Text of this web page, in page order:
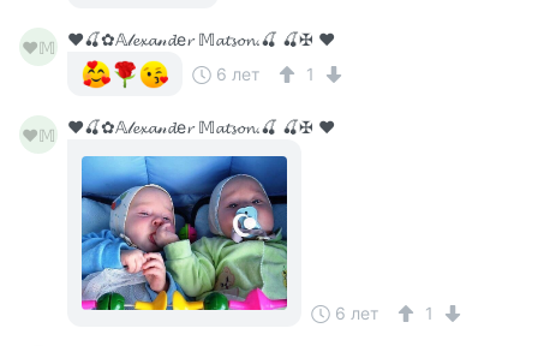
♥𝕄
♥🍒✿𝔸𝓁𝓮𝔁𝓪𝓃𝓭е𝓻 𝕄𝓪𝓽𝓼𝓸𝓷.🍒 🍒✠ ♥
6 лет
1
♥𝕄 ♥🍒✿𝔸𝓁𝓮𝔁𝓪𝓃𝓭е𝓻 𝕄𝓪𝓽𝓼𝓸𝓷.🍒 🍒✠ ♥
6 лет 1